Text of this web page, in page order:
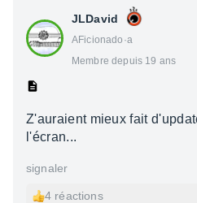
JLDavid
AFicionado·a
Membre depuis 19 ans
Z'auraient mieux fait
l'écran...
signaler
4 réactions